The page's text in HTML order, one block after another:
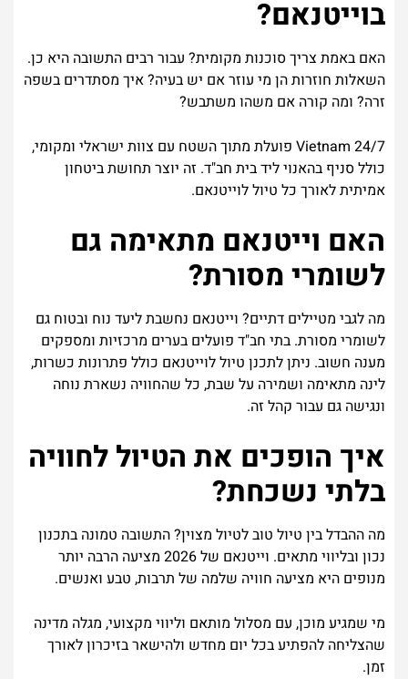
בוייטנאם?
האם באמת צריךסוכנות מקומית? עבור רבים התשובה היא כן.
השאלות חוזרותהן מי עוזראם יש בעיה?איך מסתדרים בשפה
זרה? ומה קורה אם משהו משתבש?
Vietnam 24/7 פועלת מתוךהשטח עם צוות ישראלי ומקומי,
כוללסניף בהאנוילידבית חב"ד. זה יוצר תחושתביטחון
אמיתיתלאורך כל טיוללוייטנאם.
האם וייטנאם מתאימה גם
לשומרימסורת?
מה לגבי מטיילים דתיים? וייטנאם נחשבתליעד נוח ובטוח גם
לשומרי מסורת. בתי חב"ד פועלים בערים מרכזיות ומספקים
מענה חשוב. ניתןלתכנן טיוללוייטנאם כולל פתרונות כשרות,
לינה מתאימה ושמירה על שבת, כל שהחוויה נשארת נוחה
ונגישה גם עבור קהל זה.
איך הופכים את הטיוללחוויה
בלתי נשכחת?
מה ההבדלבין טיול טובלטיול מצוין?התשובה טמונה בתכנון
נכון ובליווי מתאים. וייטנאם של מציעה הרבה יותר
מנופים היא מציעה חוויה שלמה של תרבות, טבע ואנשים.
מי שמגיע מוכן, עם מסלול מותאם וליווי מקצועי, מגלה מדינה
שהצליחה להפתיעבכל יום מחדש ולהישארבזיכרוןלאורך
זמן.